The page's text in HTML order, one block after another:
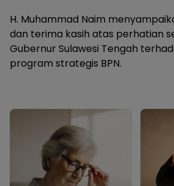
H. Muhammad Naim
dan terima kasih atas perhatian
Gubernur Sulawesi Tengah
program strategis BPN.